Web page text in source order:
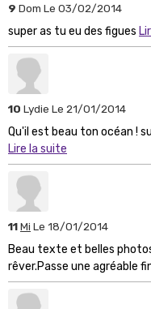
9 Dom Le 03/02/2014
super as tu eu des figues
10 Lydie Le 21/01/2014
Qu'il est beau ton océan !
Lire la suite
11Mi Le 18/01/2014
Beau texte et belles
rêver.Passe une agréable